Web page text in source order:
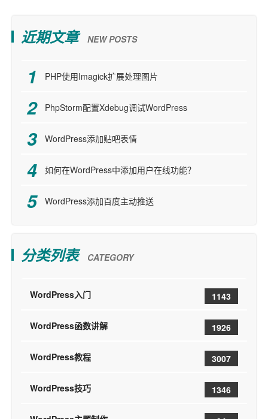
近期文章 NEW POSTS
PHP使用Imagick扩展处理图片
PhpStorm配置Xdebug调试WordPress
WordPress添加贴吧表情
如何在WordPress中添加用户在线功能？
WordPress添加百度主动推送
分类列表 CATEGORY
WordPress入门 1143
WordPress函数讲解 1926
WordPress教程 3007
WordPress技巧 1346